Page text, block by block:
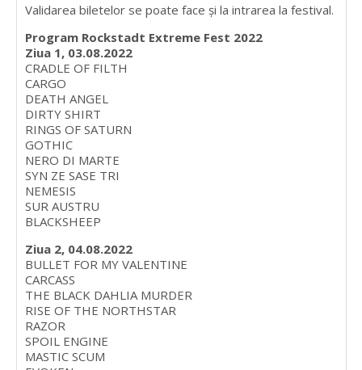
Validarea biletelor se poate face și la intrarea la festival.
Program Rockstadt Extreme Fest 2022
Ziua 1, 03.08.2022
CRADLE OF FILTH
CARGO
DEATH ANGEL
DIRTY SHIRT
RINGS OF SATURN
GOTHIC
NERO DI MARTE
SYN ZE SASE TRI
NEMESIS
SUR AUSTRU
BLACKSHEEP
Ziua 2, 04.08.2022
BULLET FOR MY VALENTINE
CARCASS
THE BLACK DAHLIA MURDER
RISE OF THE NORTHSTAR
RAZOR
SPOIL ENGINE
MASTIC SCUM